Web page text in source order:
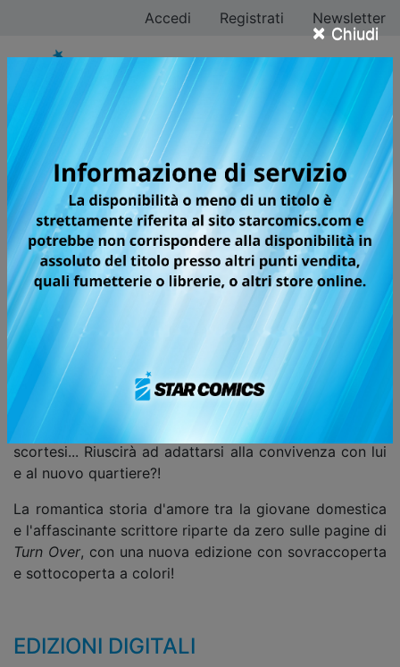
× Chiudi
Accedi Registrati Newsletter
TSUBAKI-CHO
LONELY PLANET
NEW EDITION
Fumi Oono è una ragazza di sedici anni che un giorno,
a causa dei debiti contratti dal padre, si trova
costretta ad andarsene di casa e a trovarsi un lavoro.
In cerca di un impiego che le consenta di mantenersi e
di restituire il debito accumulato dal genitore, Fumi
finisce per accettare un’offerta come domestica fissa.
Il proprietario di casa è Akatsuki Kibikino, uno scrittore
solitario dallo sguardo minaccioso e dai modi
scortesi... Riuscirà ad adattarsi alla convivenza con lui
e al nuovo quartiere?!
La romantica storia d'amore tra la giovane domestica
e l'affascinante scrittore riparte da zero sulle pagine di
Turn Over, con una nuova edizione con sovraccoperta
e sottocoperta a colori!
EDIZIONI DIGITALI